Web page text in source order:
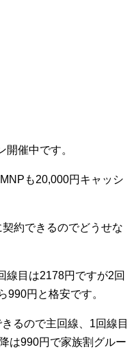
催中です。
も20,000円キャッシ
約できるのでどうせな
線目は2178円ですが2回
990円と格安です。
るので主回線、1回線目
は990円で家族割グルー